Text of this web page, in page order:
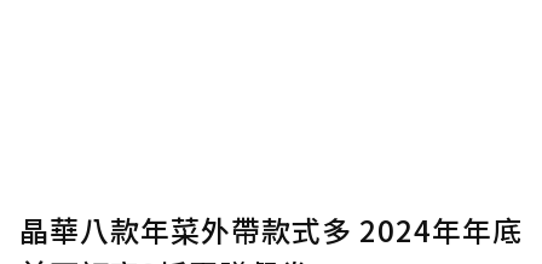
晶華八款年菜外帶款式多 2024年年底